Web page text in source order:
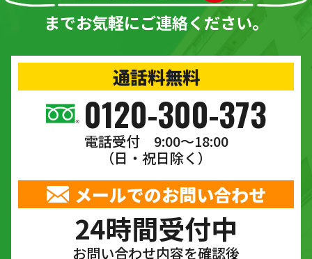
までお気軽にご連絡ください。
通話料無料
0120-300-373
電話受付 9:00〜18:00
（日・祝日除く）
メールでのお問い合わせ
24時間受付中
お問い合わせ内容を確認後